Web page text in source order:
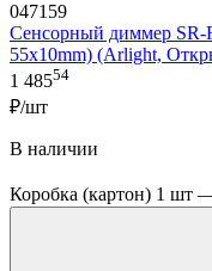
047159
Сенсорный диммер
55x10mm) (Arlight,
1 48554
₽/шт
В наличии
Коробка (картон) 1 шт